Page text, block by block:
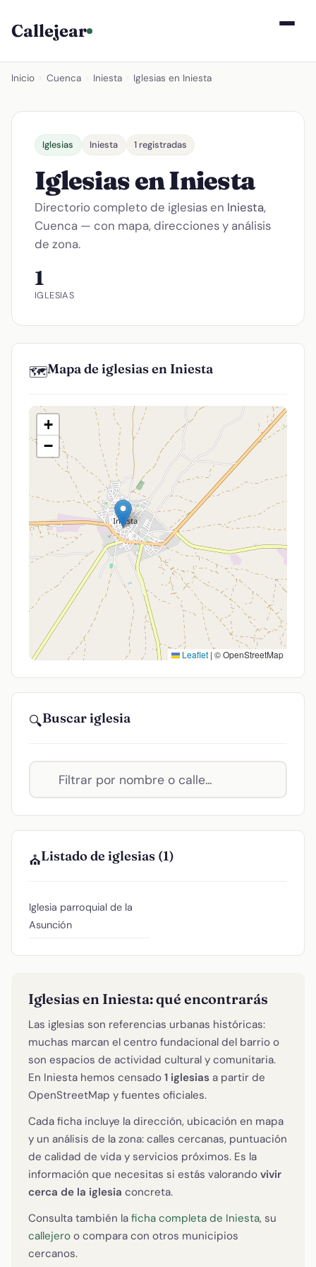
Callejear
Inicio Cuenca Iniesta Iglesias en Iniesta
Iglesias Iniesta 1 registradas
Iglesias en Iniesta
Directorio completo de iglesias en Iniesta,
Cuenca — con mapa, direcciones y análisis
de zona.
1
IGLESIAS
🗺️Mapa de iglesias en Iniesta
+
−
Leaflet | © OpenStreetMap
🔍Buscar iglesia
⛪Listado de iglesias (1)
Iglesia parroquial de la
Asunción
Iglesias en Iniesta: qué encontrarás
Las iglesias son referencias urbanas históricas:
muchas marcan el centro fundacional del barrio o
son espacios de actividad cultural y comunitaria.
En Iniesta hemos censado 1 iglesias a partir de
OpenStreetMap y fuentes oficiales.
Cada ficha incluye la dirección, ubicación en mapa
y un análisis de la zona: calles cercanas, puntuación
de calidad de vida y servicios próximos. Es la
información que necesitas si estás valorando vivir
cerca de la iglesia concreta.
Consulta también la ficha completa de Iniesta, su
callejero o compara con otros municipios
cercanos.